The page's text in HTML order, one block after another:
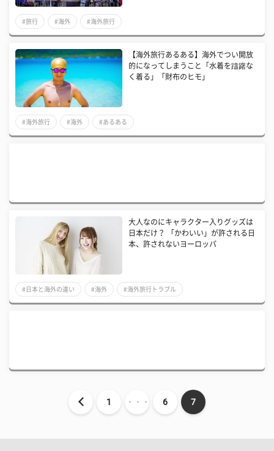
#旅行 #海外 #海外旅行
【海外旅行あるある】海外でつい開放
的になってしまうこと「水着を躊躇な
く着る」「財布のヒモ」
#海外旅行 #海外 #あるある
大人なのにキャラクター入りグッズは
日本だけ？ 「かわいい」が許される日
本、許されないヨーロッパ
#日本と海外の違い #海外 #海外旅行トラブル
1 ・・・ 6 7